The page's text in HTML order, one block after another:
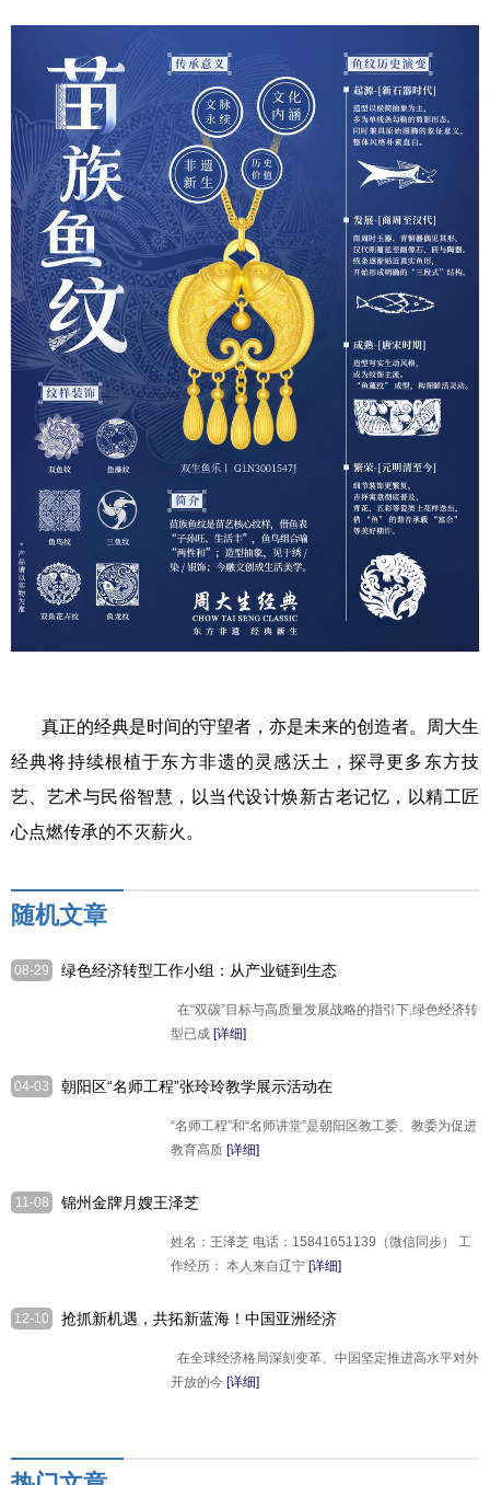
真正的经典是时间的守望者，亦是未来的创造者。周大生
经典将持续根植于东方非遗的灵感沃土，探寻更多东方技
艺、艺术与民俗智慧，以当代设计焕新古老记忆，以精工匠
心点燃传承的不灭薪火。
随机文章
08-29
绿色经济转型工作小组：从产业链到生态
在“双碳”目标与高质量发展战略的指引下,绿色经济转
型已成 [详细]
04-03
朝阳区“名师工程”张玲玲教学展示活动在
“名师工程”和“名师讲堂”是朝阳区教工委、教委为促进
教育高质 [详细]
11-08 锦州金牌月嫂王泽芝
姓名：王泽芝 电话：15841651139（微信同步） 工
作经历： 本人来自辽宁 [详细]
12-10
抢抓新机遇，共拓新蓝海！中国亚洲经济
在全球经济格局深刻变革、中国坚定推进高水平对外
开放的今 [详细]